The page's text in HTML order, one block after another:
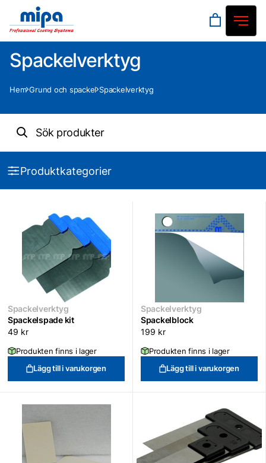
Spackelverktyg
Hem Grund och spackel Spackelverktyg
Produktkategorier
Spackelverktyg
Spackelspade kit
49 kr
Produkten finns i lager
Lägg till i varukorgen
Spackelverktyg
Spackelblock
199 kr
Produkten finns i lager
Lägg till i varukorgen